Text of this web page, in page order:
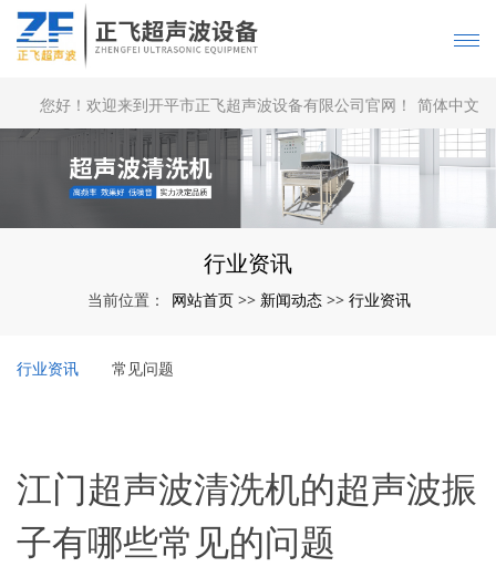
您好！欢迎来到开平市正飞超声波设备有限公司官网！ 简体中文
| English
行业资讯
当前位置： 网站首页 >> 新闻动态 >> 行业资讯
行业资讯 常见问题
江门超声波清洗机的超声波振
子有哪些常见的问题